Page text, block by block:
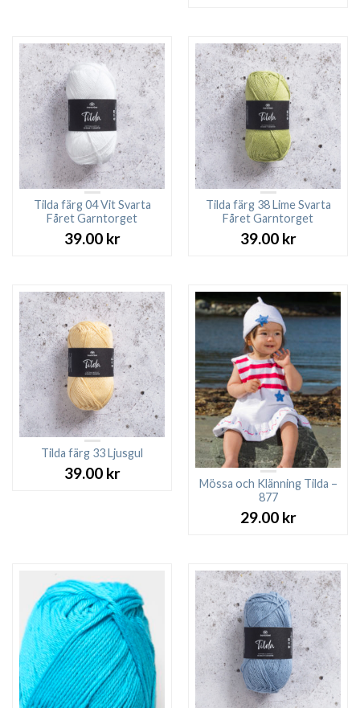
Tilda färg 04 Vit Svarta
Fåret Garntorget
39.00 kr
Tilda färg 38 Lime Svarta
Fåret Garntorget
39.00 kr
Tilda färg 33 Ljusgul
39.00 kr
Mössa och Klänning Tilda –
877
29.00 kr